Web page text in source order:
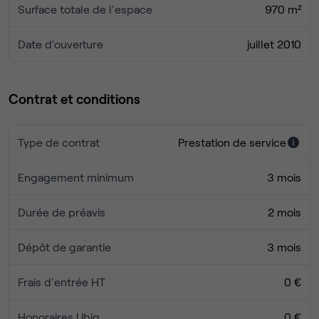
Bois de Boulogne pour un moment de détente, de
exceptionnel.
Surface totale de l'espace 970 m²
Date d'ouverture juillet 2010
Contrat et conditions
Type de contrat Prestation de service
Engagement minimum 3 mois
Durée de préavis 2 mois
Dépôt de garantie 3 mois
Frais d'entrée HT 0 €